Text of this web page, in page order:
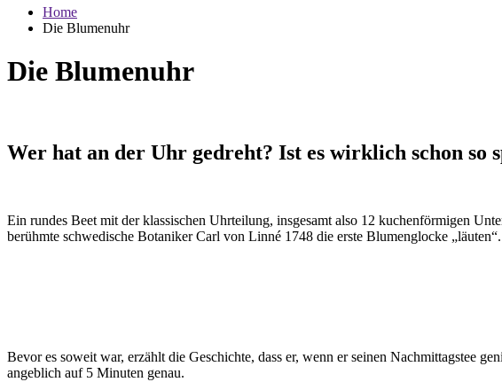
Home
Die Blumenuhr
Die Blumenuhr
Wer hat an der Uhr gedreht? Ist es wirklich schon so
Ein rundes Beet mit der klassischen Uhrteilung, insgesamt also 12 kuchenförmigen
berühmte schwedische Botaniker Carl von Linné 1748 die erste Blumenglocke „läuten“.
Bevor es soweit war, erzählt die Geschichte, dass er, wenn er seinen Nachmittagstee
angeblich auf 5 Minuten genau.